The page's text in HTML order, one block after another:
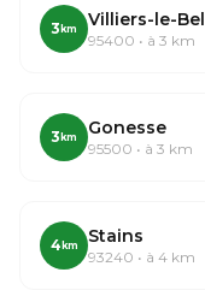
3 km Villiers-le-Bel
95400 • à 3 km
3 km Gonesse
95500 • à 3 km
4 km Stains
93240 • à 4 km